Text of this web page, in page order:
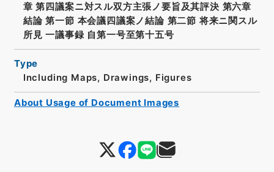
章 第四議案ニ対スル双方主張ノ要旨及其評決 第六章
結論 第一節 本会議四議案ノ結論 第二節 将来ニ関スル
所見 一議事録 自第一号至第十五号
Type
Including Maps, Drawings, Figures
About Usage of Document Images